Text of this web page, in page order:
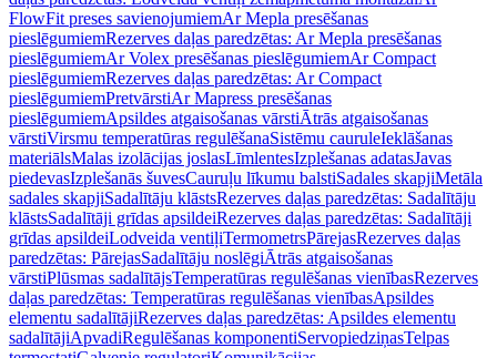
FlowFit preses savienojumiemAr Mepla presēšanas
pieslēgumiemRezerves daļas paredzētas: Ar Mepla presēšanas
pieslēgumiemAr Volex presēšanas pieslēgumiemAr Compact
pieslēgumiemRezerves daļas paredzētas: Ar Compact
pieslēgumiemPretvārstiAr Mapress presēšanas
pieslēgumiemApsildes atgaisošanas vārstiĀtrās atgaisošanas
vārstiVirsmu temperatūras regulēšanaSistēmu cauruleIeklāšanas
materiālsMalas izolācijas joslasLīmlentesIzplešanas adatasJavas
piedevasIzplešanās šuvesCauruļu līkumu balstiSadales skapjiMetāla
sadales skapjiSadalītāju klāstsRezerves daļas paredzētas: Sadalītāju
klāstsSadalītāji grīdas apsildeiRezerves daļas paredzētas: Sadalītāji
grīdas apsildeiLodveida ventiļiTermometrsPārejasRezerves daļas
paredzētas: PārejasSadalītāju noslēgiĀtrās atgaisošanas
vārstiPlūsmas sadalītājsTemperatūras regulēšanas vienībasRezerves
daļas paredzētas: Temperatūras regulēšanas vienībasApsildes
elementu sadalītājiRezerves daļas paredzētas: Apsildes elementu
sadalītājiApvadiRegulēšanas komponentiServopiedziņasTelpas